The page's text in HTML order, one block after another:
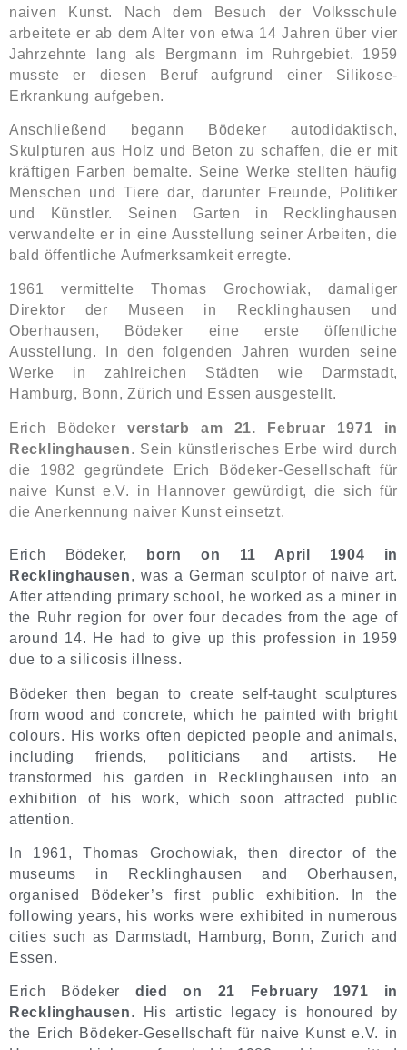
naiven Kunst.
Nach dem Besuch der Volksschule
arbeitete er ab dem Alter von etwa 14 Jahren über vier
Jahrzehnte lang als Bergmann im Ruhrgebiet.
1959
musste er diesen Beruf aufgrund einer Silikose-
Erkrankung aufgeben.
Anschließend begann Bödeker autodidaktisch,
Skulpturen aus Holz und Beton zu schaffen, die er mit
kräftigen Farben bemalte. Seine Werke stellten häufig
Menschen und Tiere dar, darunter Freunde, Politiker
und Künstler.
Seinen Garten in Recklinghausen
verwandelte er in eine Ausstellung seiner Arbeiten, die
bald öffentliche Aufmerksamkeit erregte.
1961 vermittelte Thomas Grochowiak, damaliger
Direktor der Museen in Recklinghausen und
Oberhausen, Bödeker eine erste öffentliche
Ausstellung.
In den folgenden Jahren wurden seine
Werke in zahlreichen Städten wie Darmstadt,
Hamburg, Bonn, Zürich und Essen ausgestellt.
Erich Bödeker verstarb am 21. Februar 1971 in
Recklinghausen. Sein künstlerisches Erbe wird durch
die 1982 gegründete Erich Bödeker-Gesellschaft für
naive Kunst e.V. in Hannover gewürdigt, die sich für
die Anerkennung naiver Kunst einsetzt.
Erich Bödeker,
born on 11 April 1904 in
Recklinghausen, was a German sculptor of naive art.
After attending primary school, he worked as a miner in
the Ruhr region for over four decades from the age of
around 14. He had to give up this profession in 1959
due to a silicosis illness.
Bödeker then began to create self-taught sculptures
from wood and concrete, which he painted with bright
colours. His works often depicted people and animals,
including friends, politicians and artists. He
transformed his garden in Recklinghausen into an
exhibition of his work, which soon attracted public
attention.
In 1961, Thomas Grochowiak, then director of the
museums in Recklinghausen and Oberhausen,
organised Bödeker’s first public exhibition. In the
following years, his works were exhibited in numerous
cities such as Darmstadt, Hamburg, Bonn, Zurich and
Essen.
Erich Bödeker died on 21 February 1971 in
Recklinghausen. His artistic legacy is honoured by
the Erich Bödeker-Gesellschaft für naive Kunst e.V. in